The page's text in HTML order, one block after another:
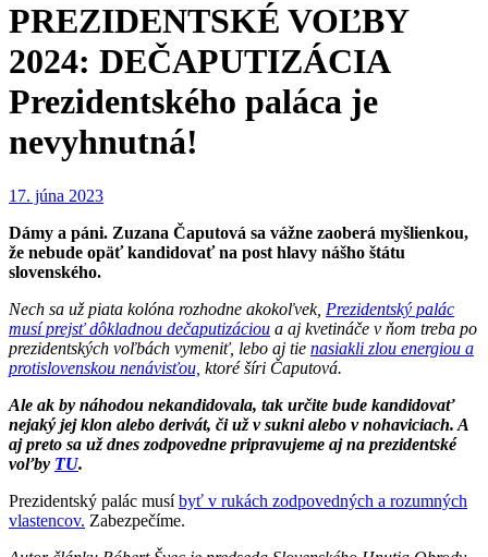
PREZIDENTSKÉ VOĽBY
2024: DEČAPUTIZÁCIA
Prezidentského paláca je
nevyhnutná!
17. júna 2023
Dámy a páni. Zuzana Čaputová sa vážne zaoberá myšlienkou,
že nebude opäť kandidovať na post hlavy nášho štátu
slovenského.
Nech sa už piata kolóna rozhodne akokoľvek, Prezidentský palác
musí prejsť dôkladnou dečaputizáciou a aj kvetináče v ňom treba po
prezidentských voľbách vymeniť, lebo aj tie nasiakli zlou energiou a
protislovenskou nenávisťou, ktoré šíri Čaputová.
Ale ak by náhodou nekandidovala, tak určite bude kandidovať
nejaký jej klon alebo derivát, či už v sukni alebo v nohaviciach. A
aj preto sa už dnes zodpovedne pripravujeme aj na prezidentské
voľby TU.
Prezidentský palác musíbyť v rukách zodpovedných a rozumných
vlastencov. Zabezpečíme.